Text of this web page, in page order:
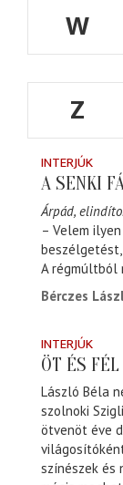
W
Z
INTERJÚK
A SENKI
Árpád,
– Velem
A régmúltból
Bérczes
INTERJÚK
ÖT ÉS
László Béla
szolnoki
ötvenöt éve
színészek